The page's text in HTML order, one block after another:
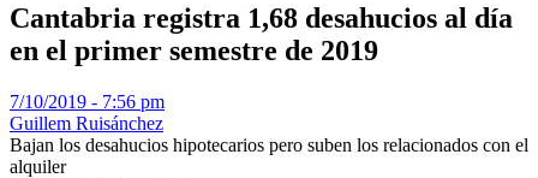
Cantabria registra 1,68 desahucios al día
en el primer semestre de 2019
7/10/2019 - 7:56 pm
Guillem Ruisánchez
Bajan los desahucios hipotecarios pero suben los relacionados con el
alquiler